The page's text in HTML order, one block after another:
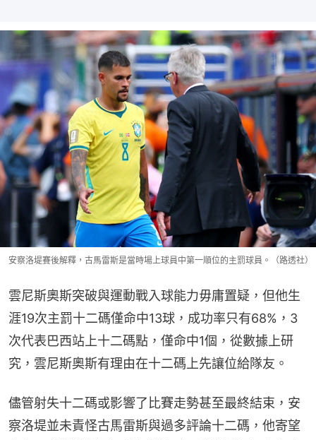
安察洛堤賽後解釋，古馬雷斯是當時場上球員中第一順位的主罰球員。（路透社）
雲尼斯奧斯突破與運動戰入球能力毋庸置疑，但他生
涯19次主罰十二碼僅命中13球，成功率只有68%，3
次代表巴西站上十二碼點，僅命中1個，從數據上研
究，雲尼斯奧斯有理由在十二碼上先讓位給隊友。
儘管射失十二碼或影響了比賽走勢甚至最終結束，安
察洛堤並未責怪古馬雷斯與過多評論十二碼，他寄望